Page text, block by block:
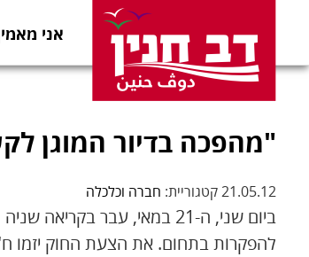
אני
"מהפכה בדיור המוגן
21.05.12 קטגוריית: חברה וכלכלה
ביום שני, ה-21 במאי, עבר
להפקרות בתחום. את הצעת החוק יזמו